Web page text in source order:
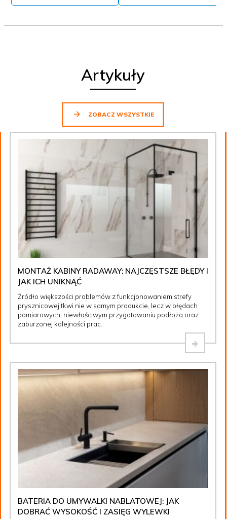
Artykuły
ZOBACZ WSZYSTKIE
MONTAŻ KABINY RADAWAY: NAJCZĘSTSZE BŁĘDY I
JAK ICH UNIKNĄĆ
Źródło większości problemów z funkcjonowaniem strefy
prysznicowej tkwi nie w samym produkcie, lecz w błędach
pomiarowych, niewłaściwym przygotowaniu podłoża oraz
zaburzonej kolejności prac.
BATERIA DO UMYWALKI NABLATOWEJ: JAK
DOBRAĆ WYSOKOŚĆ I ZASIĘG WYLEWKI